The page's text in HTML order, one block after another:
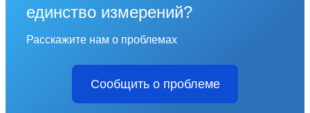
единство измерений?
Расскажите нам о проблемах
Сообщить о проблеме